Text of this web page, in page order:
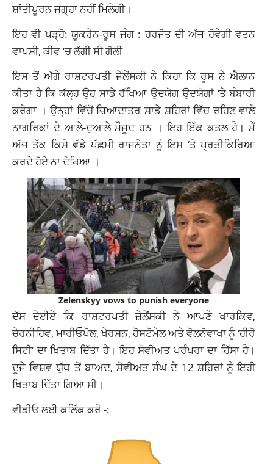
ਸ਼ਾਂਤੀਪੂਰਨ ਜਗ੍ਹਾ ਨਹੀਂ ਮਿਲੇਗੀ।
ਇਹ ਵੀ ਪੜ੍ਹੋ: ਯੂਕਰੇਨ-ਰੂਸ ਜੰਗ : ਹਰਜੋਤ ਦੀ ਅੱਜ ਹੋਵੇਗੀ ਵਤਨ
ਵਾਪਸੀ, ਕੀਵ ‘ਚ ਲੱਗੀ ਸੀ ਗੋਲੀ
ਇਸ ਤੋਂ ਅੱਗੇ ਰਾਸ਼ਟਰਪਤੀ ਜ਼ੇਲੇਂਸਕੀ ਨੇ ਕਿਹਾ ਕਿ ਰੂਸ ਨੇ ਐਲਾਨ
ਕੀਤਾ ਹੈ ਕਿ ਕੱਲ੍ਹ ਉਹ ਸਾਡੇ ਰੱਖਿਆ ਉਦਯੋਗ ਉਦਯੋਗਾਂ ‘ਤੇ ਬੰਬਾਰੀ
ਕਰੇਗਾ । ਉਨ੍ਹਾਂ ਵਿੱਚੋਂ ਜ਼ਿਆਦਾਤਰ ਸਾਡੇ ਸ਼ਹਿਰਾਂ ਵਿੱਚ ਰਹਿਣ ਵਾਲੇ
ਨਾਗਰਿਕਾਂ ਦੇ ਆਲੇ-ਦੁਆਲੇ ਮੌਜੂਦ ਹਨ । ਇਹ ਇੱਕ ਕਤਲ ਹੈ। ਮੈਂ
ਅੱਜ ਤੱਕ ਕਿਸੇ ਵੱਡੇ ਪੱਛਮੀ ਰਾਜਨੇਤਾ ਨੂੰ ਇਸ ‘ਤੇ ਪ੍ਰਤੀਕਿਰਿਆ
ਕਰਦੇ ਹੋਏ ਨਾ ਦੇਖਿਆ ।
Zelenskyy vows to punish everyone
ਦੱਸ ਦੇਈਏ ਕਿ ਰਾਸ਼ਟਰਪਤੀ ਜ਼ੇਲੇਂਸਕੀ ਨੇ ਆਪਣੇ ਖਾਰਕਿਵ,
ਚੇਰਨੀਹਿਵ, ਮਾਰੀਓਪੋਲ, ਖੇਰਸਨ, ਹੋਸਟੋਮੇਲ ਅਤੇ ਵੋਲਨੋਵਾਖਾ ਨੂੰ ‘ਹੀਰੋ
ਸਿਟੀ’ ਦਾ ਖਿਤਾਬ ਦਿੱਤਾ ਹੈ। ਇਹ ਸੋਵੀਅਤ ਪਰੰਪਰਾ ਦਾ ਹਿੱਸਾ ਹੈ।
ਦੂਜੇ ਵਿਸ਼ਵ ਯੁੱਧ ਤੋਂ ਬਾਅਦ, ਸੋਵੀਅਤ ਸੰਘ ਦੇ 12 ਸ਼ਹਿਰਾਂ ਨੂੰ ਇਹੀ
ਖਿਤਾਬ ਦਿੱਤਾ ਗਿਆ ਸੀ।
ਵੀਡੀਓ ਲਈ ਕਲਿੱਕ ਕਰੋ -: